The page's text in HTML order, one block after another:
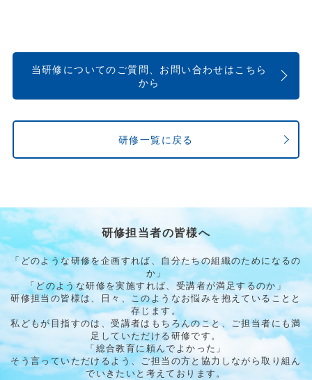
当研修についてのご質問、お問い合わせはこちら
から
研修一覧に戻る
研修担当者の皆様へ
「どのような研修を企画すれば、自分たちの組織のためになるの
か」
「どのような研修を実施すれば、受講者が満足するのか」
研修担当の皆様は、日々、このようなお悩みを抱えていることと
存じます。
私どもが目指すのは、受講者はもちろんのこと、ご担当者にも満
足していただける研修です。
「総合教育に頼んでよかった」
そう言っていただけるよう、ご担当の方と協力しながら取り組ん
でいきたいと考えております。